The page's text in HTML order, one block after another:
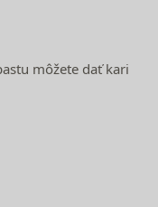
môžete dať kari